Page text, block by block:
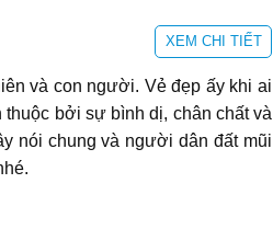
XEM CHI TIẾT
và con người. Vẻ đẹp ấy khi ai
bởi sự bình dị, chân chất và
nói chung và người dân đất mũi